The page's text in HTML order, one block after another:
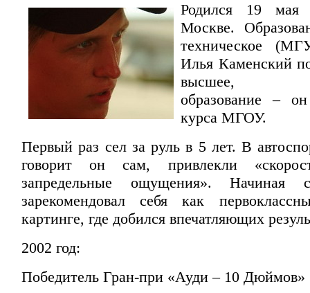
Родился 19 мая
Москве.
техническое
Илья Каменский
высшее,
образование –
курса МГОУ.
Первый раз сел за руль в 5 лет. В
говорит он сам, привлекли
запредельные ощущения». Начиная
зарекомендовал себя как
картинге, где добился впечатляющих
2002 год:
Победитель Гран-при «Ауди – 10 Дюймов»